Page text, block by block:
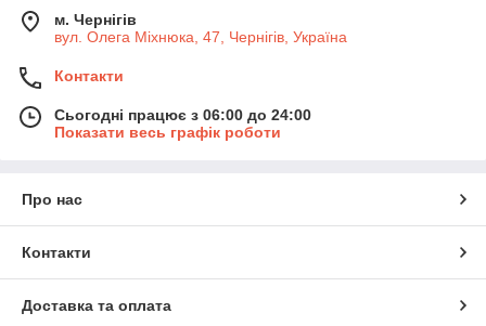
м. Чернігів
вул. Олега Міхнюка, 47, Чернігів, Україна
Контакти
Сьогодні працює з 06:00 до 24:00
Показати весь графік роботи
Про нас
Контакти
Доставка та оплата